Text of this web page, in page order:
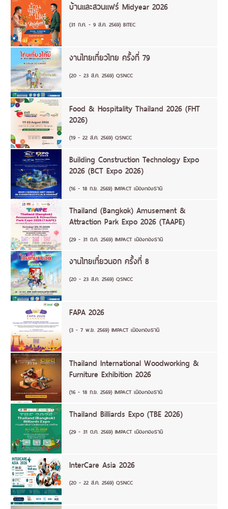
บ้านและสวนแฟร์ Midyear 2026
(31 ก.ค. - 9 ส.ค. 2569) BITEC
งานไทยเที่ยวไทย ครั้งที่ 79
(20 - 23 ส.ค. 2569) QSNCC
Food & Hospitality Thailand 2026 (FHT
2026)
(19 - 22 ส.ค. 2569) QSNCC
Building Construction Technology Expo
2026 (BCT Expo 2026)
(16 - 18 ก.ย. 2569) IMPACT เมืองทองธานี
Thailand (Bangkok) Amusement &
Attraction Park Expo 2026 (TAAPE)
(29 - 31 ต.ค. 2569) IMPACT เมืองทองธานี
งานไทยเที่ยวนอก ครั้งที่ 8
(20 - 23 ส.ค. 2569) QSNCC
FAPA 2026
(3 - 7 พ.ย. 2569) IMPACT เมืองทองธานี
Thailand International Woodworking &
Furniture Exhibition 2026
(16 - 18 ก.ย. 2569) IMPACT เมืองทองธานี
Thailand Billiards Expo (TBE 2026)
(29 - 31 ต.ค. 2569) IMPACT เมืองทองธานี
InterCare Asia 2026
(20 - 22 ส.ค. 2569) QSNCC